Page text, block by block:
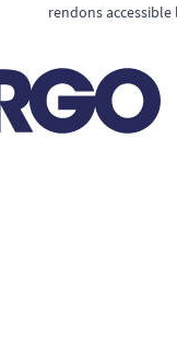
rendons